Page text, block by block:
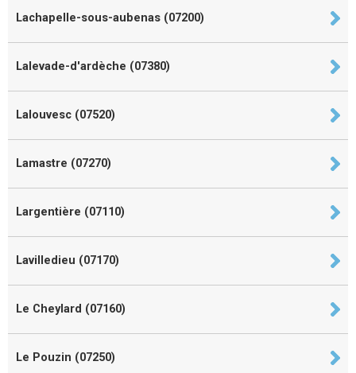
Lachapelle-sous-aubenas (07200)
Lalevade-d'ardèche (07380)
Lalouvesc (07520)
Lamastre (07270)
Largentière (07110)
Lavilledieu (07170)
Le Cheylard (07160)
Le Pouzin (07250)